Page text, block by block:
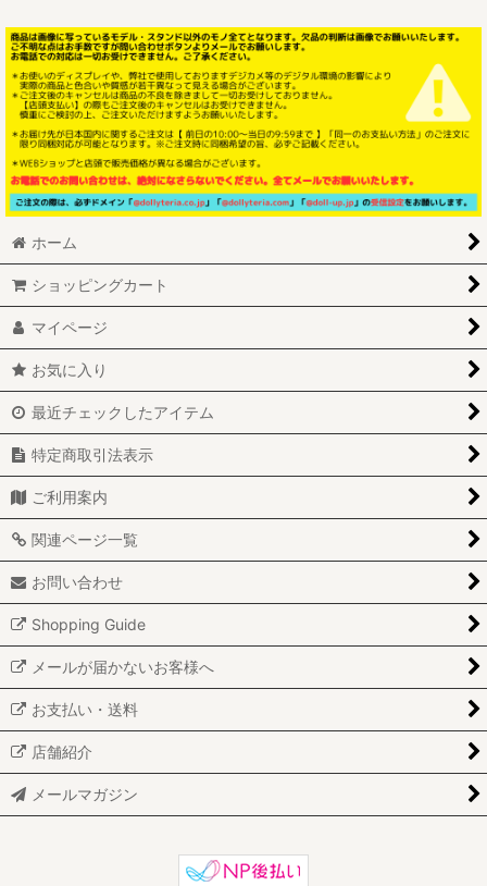
ホーム
ショッピングカート
マイページ
お気に入り
最近チェックしたアイテム
特定商取引法表示
ご利用案内
関連ページ一覧
お問い合わせ
Shopping Guide
メールが届かないお客様へ
お支払い・送料
店舗紹介
メールマガジン